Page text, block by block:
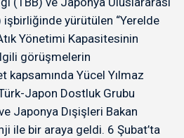
işbirliğinde yürütülen “Yerelde
Yönetimi Kapasitesinin
görüşmelerin
Yücel Yılmaz
Japon Dostluk Grubu
Japonya Dışişleri Bakan
ile bir araya geldi. 6 Şubat’ta